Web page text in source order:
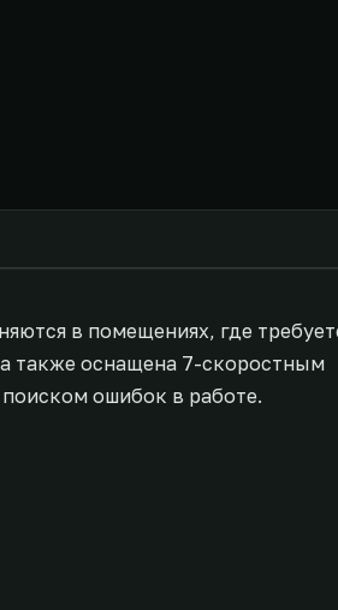
в помещениях, где
также оснащена 7-скоростным
ошибок в работе.